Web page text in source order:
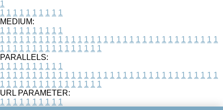
1
1 1 1 1 1 1 1 1 1 1
MEDIUM:
1 1 1 1 1 1 1 1 1 1
1 1 1 1 1 1 1 1 1 1 1 1 1 1 1 1 1 1 1 1 1 1 1 1 1 1 1 1 1 1 1 1 1 1
1 1 1 1 1 1 1 1 1 1 1 1 1 1 1 1
PARALLELS:
1 1 1 1 1 1 1 1 1 1
1 1 1 1 1 1 1 1 1 1 1 1 1 1 1 1 1 1 1 1 1 1 1 1 1 1 1 1 1 1 1 1 1 1
1 1 1 1 1 1 1 1 1 1 1 1 1 1 1 1
URL PARAMETER:
1 1 1 1 1 1 1 1 1 1